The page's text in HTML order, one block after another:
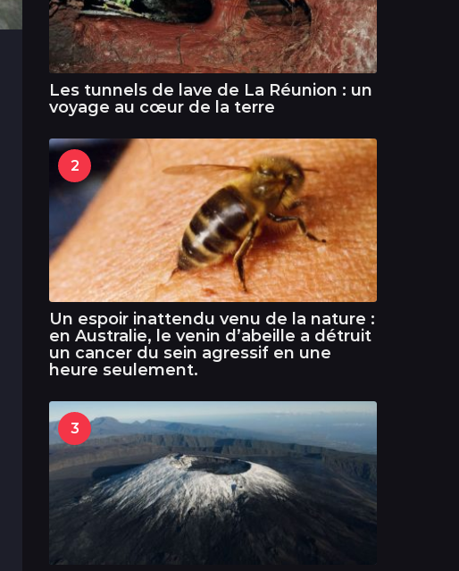
Les tunnels de lave de La Réunion : un
voyage au cœur de la terre
2
Un espoir inattendu venu de la nature :
en Australie, le venin d’abeille a détruit
un cancer du sein agressif en une
heure seulement.
3